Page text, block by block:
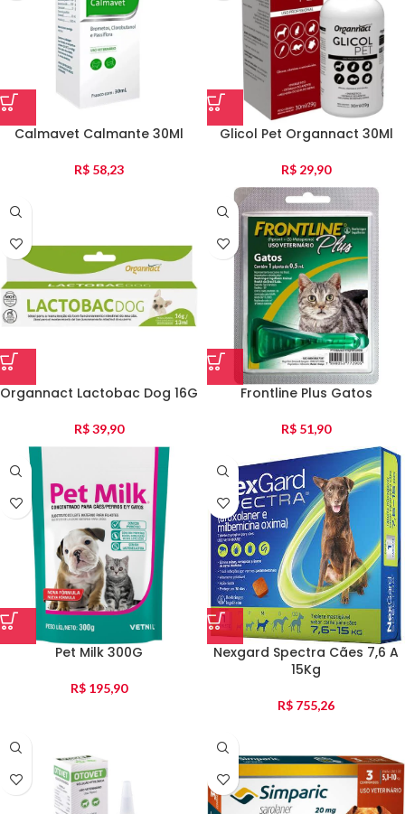
Calmavet Calmante 30Ml
R$ 58,23
Glicol Pet Organnact 30Ml
R$ 29,90
Organnact Lactobac Dog 16G
R$39,90
Frontline Plus Gatos
R$ 51,90
Pet Milk 300G
R$ 195,90
Nexgard Spectra Cães 7,6 A
15Kg
R$ 755,26